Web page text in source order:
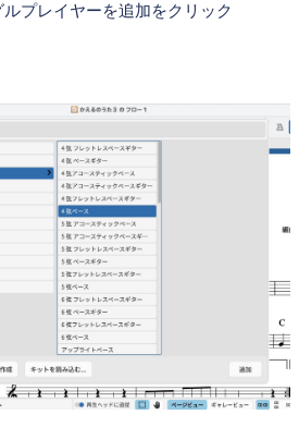
プレイヤーを追加をクリック